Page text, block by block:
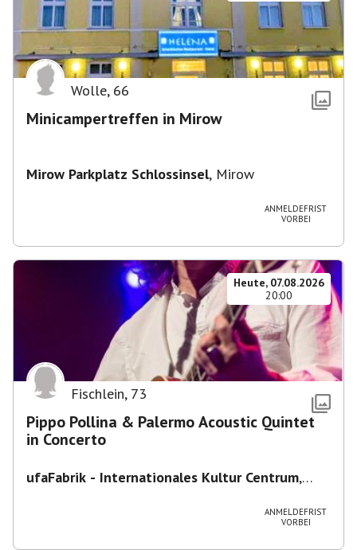
Wolle, 66
Minicampertreffen in Mirow
Mirow Parkplatz Schlossinsel, Mirow
ANMELDEFRIST
VORBEI
Heute, 07.08.2026
20:00
Fischlein, 73
Pippo Pollina & Palermo Acoustic Quintet
in Concerto
ufaFabrik - Internationales Kultur Centrum,
ANMELDEFRIST
VORBEI